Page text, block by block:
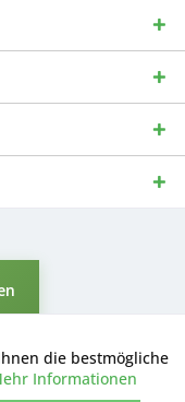
beschrieben.
Verkaufspreis
auf einen einmal
Aktiv
die bestmögliche
Informationen